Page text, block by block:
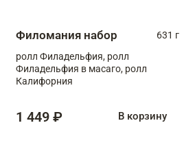
Филомания набор
631 г
ролл Филадельфия, ролл
Филадельфия в масаго, ролл
Калифорния
1 449 ₽ В корзину